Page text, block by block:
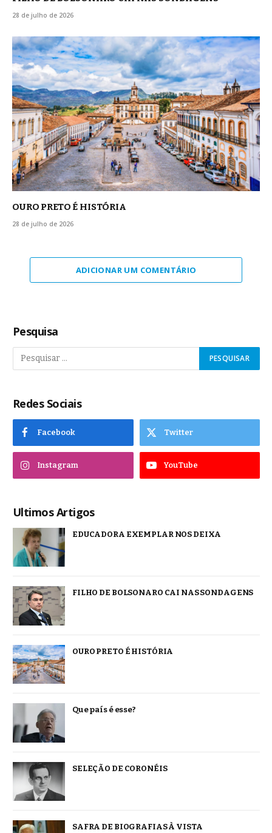
28 de julho de 2026
OURO PRETO É HISTÓRIA
28 de julho de 2026
ADICIONAR UM COMENTÁRIO
Pesquisa
Redes Sociais
Facebook Twitter
Instagram YouTube
Ultimos Artigos
EDUCADORA EXEMPLAR NOS DEIXA
FILHO DE BOLSONARO CAI NAS SONDAGENS
OURO PRETO É HISTÓRIA
Que país é esse?
SELEÇÃO DE CORONÉIS
SAFRA DE BIOGRAFIAS À VISTA